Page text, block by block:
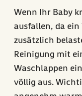
Wenn Ihr Baby
ausfallen, da ein
zusätzlich
Reinigung mit
Waschlappen
völlig aus.